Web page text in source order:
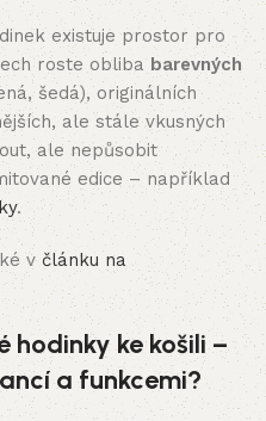
existuje prostor pro
roste obliba barevných
šedá), originálních
ale stále vkusných
ale nepůsobit
edice – například
.
v článku na
hodinky ke košili –
a funkcemi?